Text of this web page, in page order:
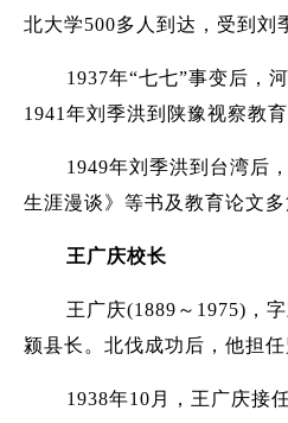
北大学500多人到达，受到刘
1937年“七七”事变后，
1941年刘季洪到陕豫视察教
1949年刘季洪到台湾后
生涯漫谈》等书及教育论文多
王广庆校长
王广庆(1889～1975)，
颍县长。北伐成功后，他担任
1938年10月，王广庆接